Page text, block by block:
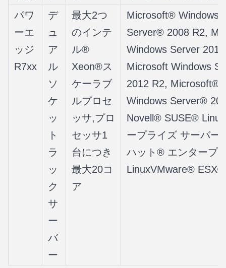
パワ
ーエ
ッジ
R7xx
デ
ュ
ア
ル
ソ
ケ
ッ
ト
ラ
ッ
ク
サ
ー
バ
ー
最大2つ
のインテ
ル®
Xeon®ス
ケーラブ
ルプロセ
ッサ,プロ
セッサ1
台につき
最大20コ
ア
Microsoft® Windows
Server® 2008 R2,
Windows Server
Microsoft Windows
2012 R2, Microsoft®
Windows Server®
Novell® SUSE®
ープライズ サーバー
ハット® エンタープ
LinuxVMware® ESX®